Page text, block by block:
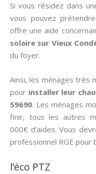
Si vous résidez dans
vous pouvez
offre une aide
solaire sur Vieux
du foyer.
Ainsi, les ménages très
pour installer leur
59690. Les ménages
finir, tous les autres
000€ d’aides. Vous
professionnel RGE pour
l’éco PTZ